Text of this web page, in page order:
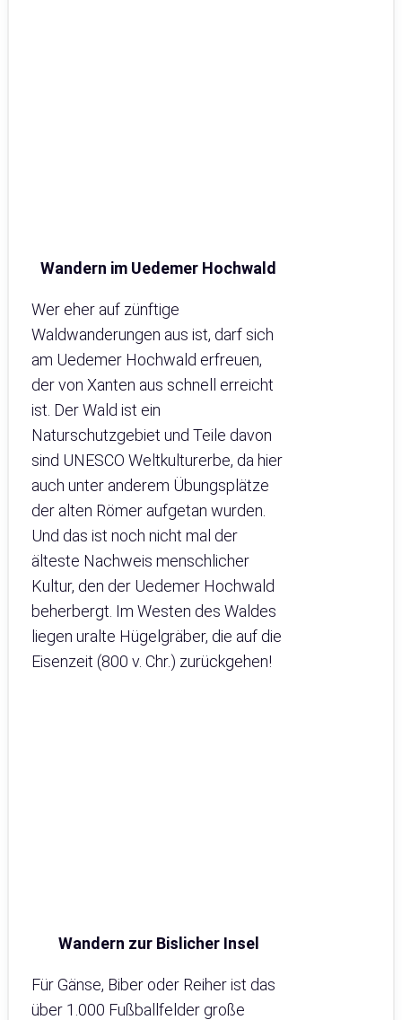
Wandern im Uedemer Hochwald
Wer eher auf zünftige
Waldwanderungen aus ist, darf sich
am Uedemer Hochwald erfreuen,
der von Xanten aus schnell erreicht
ist. Der Wald ist ein
Naturschutzgebiet und Teile davon
sind UNESCO Weltkulturerbe, da hier
auch unter anderem Übungsplätze
der alten Römer aufgetan wurden.
Und das ist noch nicht mal der
älteste Nachweis menschlicher
Kultur, den der Uedemer Hochwald
beherbergt. Im Westen des Waldes
liegen uralte Hügelgräber, die auf die
Eisenzeit (800 v. Chr.) zurückgehen!
Wandern zur Bislicher Insel
Für Gänse, Biber oder Reiher ist das
über 1.000 Fußballfelder große